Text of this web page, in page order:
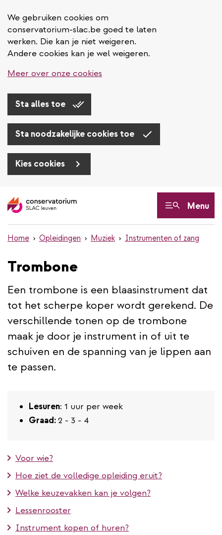
We gebruiken cookies om
conservatorium-slac.be goed te laten
werken. Die kan je niet weigeren.
Andere cookies kan je wel weigeren.
Meer over onze cookies
Sta alles toe
Sta noodzakelijke cookies toe
Kies cookies
en
inhoud
Menu
Home Opleidingen Muziek Instrumenten of zang
Trombone
Een trombone is een blaasinstrument dat
tot het scherpe koper wordt gerekend. De
verschillende tonen op de trombone
maak je door je instrument in of uit te
schuiven en de spanning van je lippen aan
te passen.
Lesuren: 1 uur per week
Graad:2 - 3 - 4
Voor wie?
Hoe ziet de volledige opleiding eruit?
Welke keuzevakken kan je volgen?
Lessenrooster
Instrument kopen of huren?